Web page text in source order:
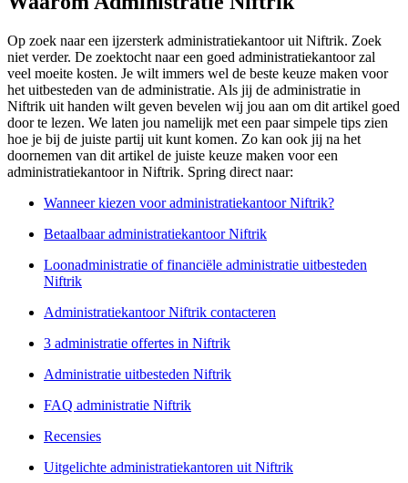
Op zoek naar een ijzersterk administratiekantoor uit Niftrik. Zoek
niet verder. De zoektocht naar een goed administratiekantoor zal
veel moeite kosten. Je wilt immers wel de beste keuze maken voor
het uitbesteden van de administratie. Als jij de administratie in
Niftrik uit handen wilt geven bevelen wij jou aan om dit artikel goed
door te lezen. We laten jou namelijk met een paar simpele tips zien
hoe je bij de juiste partij uit kunt komen. Zo kan ook jij na het
doornemen van dit artikel de juiste keuze maken voor een
administratiekantoor in Niftrik. Spring direct naar:
Wanneer kiezen voor administratiekantoor Niftrik?
Betaalbaar administratiekantoor Niftrik
Loonadministratie of financiële administratie uitbesteden
Niftrik
Administratiekantoor Niftrik contacteren
3 administratie offertes in Niftrik
Administratie uitbesteden Niftrik
FAQ administratie Niftrik
Recensies
Uitgelichte administratiekantoren uit Niftrik